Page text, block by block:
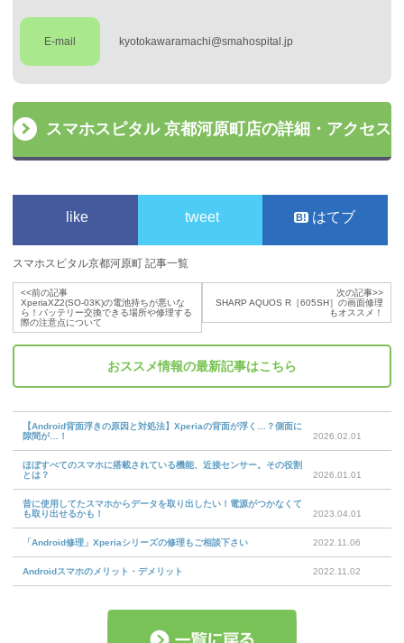
E-mail kyotokawaramachi@smahospital.jp
スマホスピタル 京都河原町店の詳細・アクセス
like tweet はてブ
スマホスピタル京都河原町 記事一覧
<<前の記事
XperiaXZ2(SO-03K)の電池持ちが悪いな
ら！バッテリー交換できる場所や修理する
際の注意点について
次の記事>>
SHARP AQUOS R［605SH］の画面修理
もオススメ！
おススメ情報の最新記事はこちら
【Android背面浮きの原因と対処法】Xperiaの背面が浮く…？側面に
隙間が…！
2026.02.01
ほぼすべてのスマホに搭載されている機能、近接センサー。その役割
とは？
2026.01.01
昔に使用してたスマホからデータを取り出したい！電源がつかなくて
も取り出せるかも！
2023.04.01
「Android修理」Xperiaシリーズの修理もご相談下さい 2022.11.06
Androidスマホのメリット・デメリット 2022.11.02